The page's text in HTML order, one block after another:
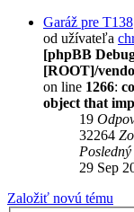
Garáž pre T138
od užívateľa
[phpBB
[ROOT]/
on line 1266:
object that
19
32264
29 Sep
Založiť novú tému